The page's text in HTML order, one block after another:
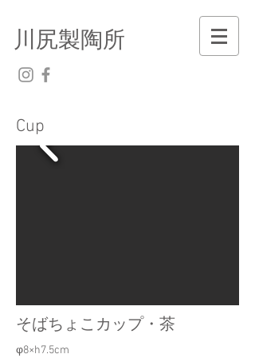
川尻製陶所
​Cup
そばちょこカップ・茶
φ8×h7.5cm